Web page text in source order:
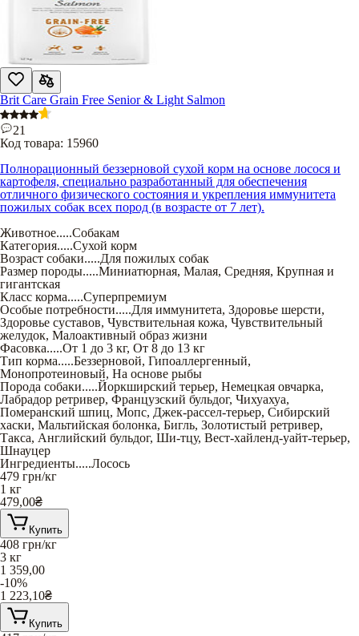
Brit Care Grain Free Senior & Light Salmon
21
Код товара: 15960
Полнорационный беззерновой сухой корм на основе лосося и
картофеля, специально разработанный для обеспечения
отличного физического состояния и укрепления иммунитета
пожилых собак всех пород (в возрасте от 7 лет).
Животное.....Собакам
Категория.....Сухой корм
Возраст собаки.....Для пожилых собак
Размер породы.....Миниатюрная, Малая, Средняя, Крупная и
гигантская
Класс корма.....Суперпремиум
Особые потребности.....Для иммунитета, Здоровье шерсти,
Здоровье суставов, Чувствительная кожа, Чувствительный
желудок, Малоактивный образ жизни
Фасовка.....От 1 до 3 кг, От 8 до 13 кг
Тип корма.....Беззерновой, Гипоаллергенный,
Монопротеиновый, На основе рыбы
Порода собаки.....Йоркширский терьер, Немецкая овчарка,
Лабрадор ретривер, Французский бульдог, Чихуахуа,
Померанский шпиц, Мопс, Джек-рассел-терьер, Сибирский
хаски, Мальтийская болонка, Бигль, Золотистый ретривер,
Такса, Английский бульдог, Ши-тцу, Вест-хайленд-уайт-терьер,
Шнауцер
Ингредиенты.....Лосось
479 грн/кг
1 кг
479,00₴
Купить
408 грн/кг
3 кг
1 359,00
-10%
1 223,10₴
Купить